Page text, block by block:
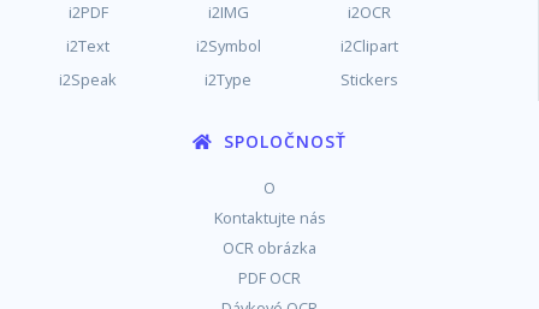
i2PDF i2IMG
i2OCR
i2Text
i2Symbol
i2Clipart
i2Speak
i2Type Stickers
SPOLOČNOSŤ
O
Kontaktujte nás
OCR obrázka
PDF OCR